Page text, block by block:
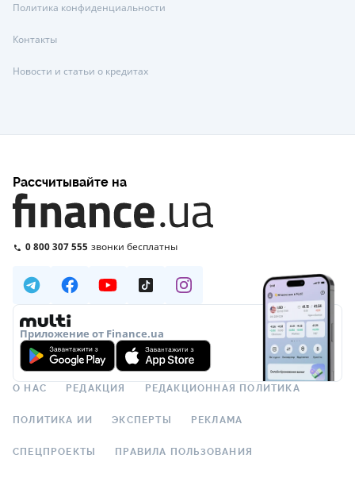
Политика конфиденциальности
Контакты
Новости и статьи о кредитах
Рассчитывайте на
0 800 307 555 звонки бесплатны
Приложение от Finance.ua
О НАС РЕДАКЦИЯ РЕДАКЦИОННАЯ ПОЛИТИКА
ПОЛИТИКА ИИ ЭКСПЕРТЫ РЕКЛАМА
СПЕЦПРОЕКТЫ ПРАВИЛА ПОЛЬЗОВАНИЯ